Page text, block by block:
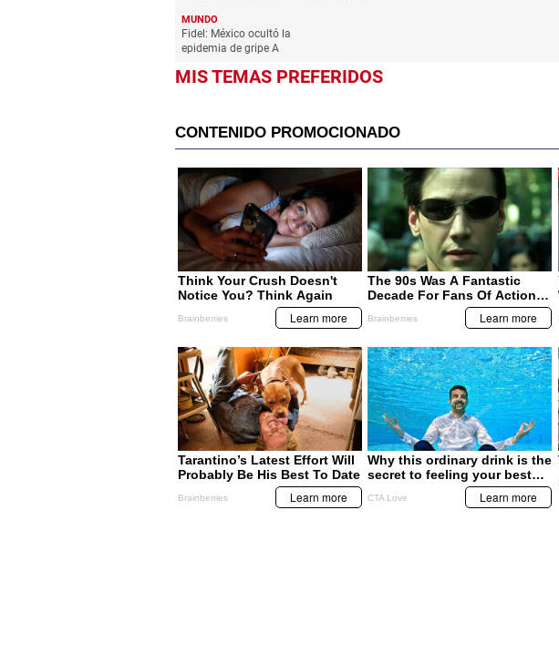
MUNDO
Fidel: México ocultó la
epidemia de gripe A
MIS TEMAS PREFERIDOS